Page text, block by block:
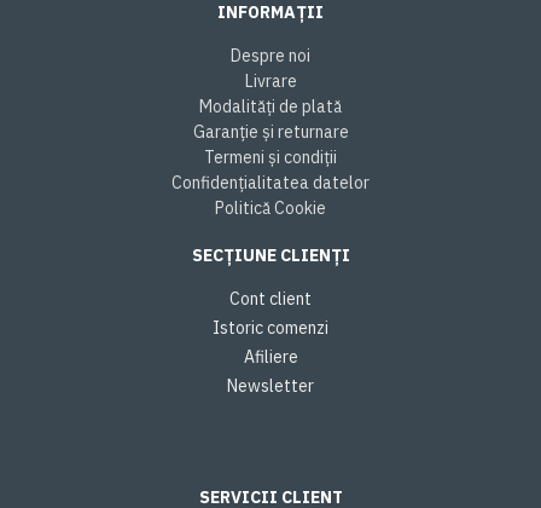
INFORMAȚII
Despre noi
Livrare
Modalități de plată
Garanție și returnare
Termeni și condiții
Confidențialitatea datelor
Politică Cookie
SECȚIUNE CLIENȚI
Cont client
Istoric comenzi
Afiliere
Newsletter
SERVICII CLIENT